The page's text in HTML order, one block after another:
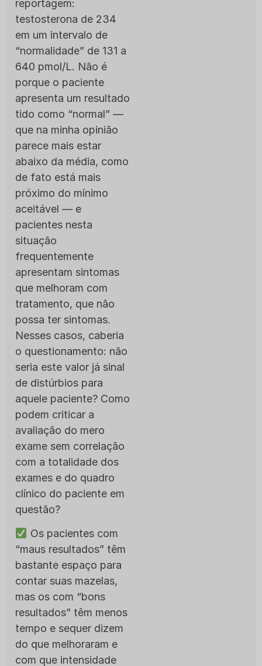
reportagem:
testosterona de 234
em um intervalo de
“normalidade” de 131 a
640 pmol/L. Não é
porque o paciente
apresenta um resultado
tido como “normal” —
que na minha opinião
parece mais estar
abaixo da média, como
de fato está mais
próximo do mínimo
aceitável — e
pacientes nesta
situação
frequentemente
apresentam sintomas
que melhoram com
tratamento, que não
possa ter sintomas.
Nesses casos, caberia
o questionamento: não
seria este valor já sinal
de distúrbios para
aquele paciente? Como
podem criticar a
avaliação do mero
exame sem correlação
com a totalidade dos
exames e do quadro
clínico do paciente em
questão?
Os pacientes com
“maus resultados” têm
bastante espaço para
contar suas mazelas,
mas os com “bons
resultados” têm menos
tempo e sequer dizem
do que melhoraram e
com que intensidade